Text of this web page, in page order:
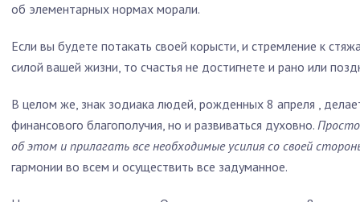
об элементарных нормах морали.
Если вы будете потакать своей корысти, и стремление к
силой вашей жизни, то счастья не достигнете и рано или
В целом же, знак зодиака людей, рожденных 8 апреля ,
финансового благополучия, но и развиваться духовно.
об этом и прилагать все необходимые усилия со своей
гармонии во всем и осуществить все задуманное.